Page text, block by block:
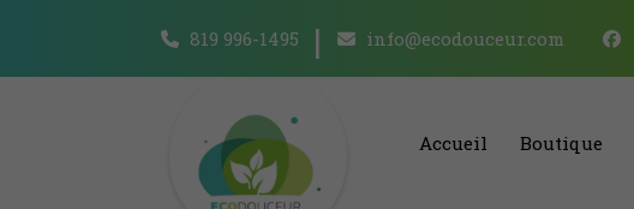
819 996-1495 info@ecodouceur.com
Accueil Boutique